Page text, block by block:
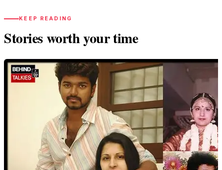
KEEP READING
Stories worth your time